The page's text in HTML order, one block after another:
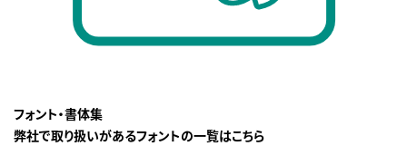
フォント・書体集
弊社で取り扱いがあるフォントの一覧はこちら